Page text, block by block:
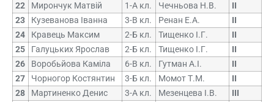
22
Мирончук Матвій 1-А кл. Чечньова Н.В.
ІІ
23
Кузеванова Іванна 3-В кл. Ренан Е.А.
ІІ
24
Кравець Максим 2-Б кл. Тищенко І.Г.
ІІ
25
Галуцьких Ярослав 2-Б кл. Тищенко І.Г.
ІІ
26
Воробьйова Каміла 6-В кл. Гутман А.І.
ІІ
27
Чорногор Костянтин 3-Б кл. Момот Т.М.
ІІ
28
Мартиненко Денис 3-А кл. Мезенцева І.В.
ІІІ